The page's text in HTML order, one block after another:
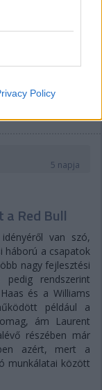
Policy
5 napja
Red Bull
van szó,
háború a csapatok
nagy fejlesztési
rendszerint
és a Williams
például a
ám Laurent
részében már
azért, mert a
munkálatai között